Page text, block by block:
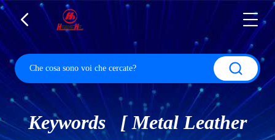
Keywords [ Metal Leather